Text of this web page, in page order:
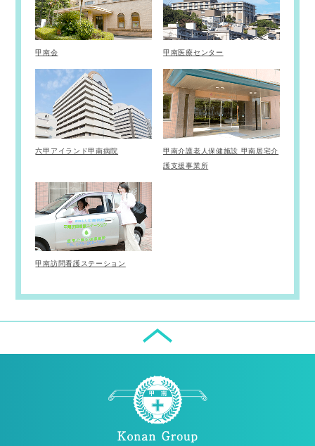
甲南会 甲南医療センター
六甲アイランド甲南病院
甲南介護老人保健施設 甲南居宅介
護支援事業所
甲南訪問看護ステーション